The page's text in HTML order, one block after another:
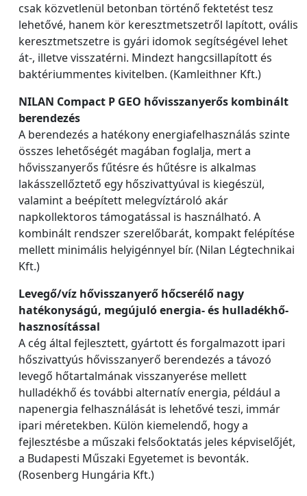
csak közvetlenül betonban történő fektetést tesz
lehetővé, hanem kör keresztmetszetről lapított, ovális
keresztmetszetre is gyári idomok segítségével lehet
át-, illetve visszatérni. Mindezt hangcsillapított és
baktériummentes kivitelben. (Kamleithner Kft.)
NILAN Compact P GEO hővisszanyerős kombinált
berendezés
A berendezés a hatékony energiafelhasználás szinte
összes lehetőségét magában foglalja, mert a
hővisszanyerős fűtésre és hűtésre is alkalmas
lakásszellőztető egy hőszivattyúval is kiegészül,
valamint a beépített melegvíztároló akár
napkollektoros támogatással is használható. A
kombinált rendszer szerelőbarát, kompakt felépítése
mellett minimális helyigénnyel bír. (Nilan Légtechnikai
Kft.)
Levegő/víz hővisszanyerő hőcserélő nagy
hatékonyságú, megújuló energia- és hulladékhő-
hasznosítással
A cég által fejlesztett, gyártott és forgalmazott ipari
hőszivattyús hővisszanyerő berendezés a távozó
levegő hőtartalmának visszanyerése mellett
hulladékhő és további alternatív energia, például a
napenergia felhasználását is lehetővé teszi, immár
ipari méretekben. Külön kiemelendő, hogy a
fejlesztésbe a műszaki felsőoktatás jeles képviselőjét,
a Budapesti Műszaki Egyetemet is bevonták.
(Rosenberg Hungária Kft.)